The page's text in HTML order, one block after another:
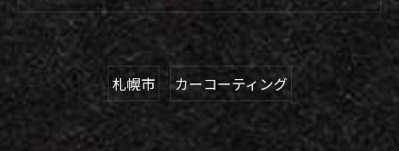
札幌市 カーコーティング